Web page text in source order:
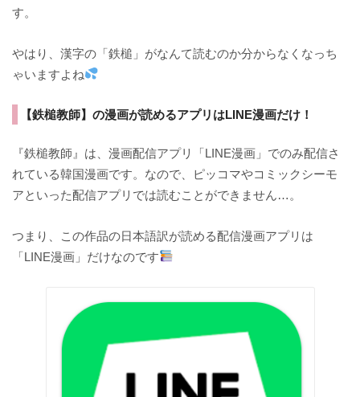
す。
やはり、漢字の「鉄槌」がなんて読むのか分からなくなっち
ゃいますよね
【鉄槌教師】の漫画が読めるアプリはLINE漫画だけ！
『鉄槌教師』は、漫画配信アプリ「LINE漫画」でのみ配信さ
れている韓国漫画です。なので、ピッコマやコミックシーモ
アといった配信アプリでは読むことができません…。
つまり、この作品の日本語訳が読める配信漫画アプリは
「LINE漫画」だけなのです